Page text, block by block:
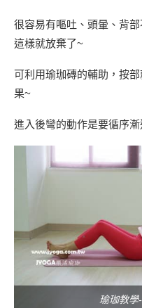
很容易有嘔吐、頭暈、背
這樣就放棄了~
可利用瑜珈磚的輔助，按
果~
進入後彎的動作是要循序
瑜珈教學